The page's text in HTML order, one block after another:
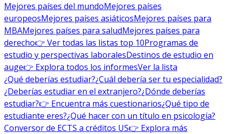
Mejores países del mundoMejores países
europeosMejores países asiáticosMejores países para
MBAMejores países para saludMejores países para
derecho👉 Ver todas las listas top 10Programas de
estudio y perspectivas laboralesDestinos de estudio en
auge👉 Explora todos los informesVer la lista
¿Qué deberías estudiar?¿Cuál debería ser tu especialidad?
¿Deberías estudiar en el extranjero?¿Dónde deberías
estudiar?👉 Encuentra más cuestionarios¿Qué tipo de
estudiante eres?¿Qué hacer con un título en psicología?
Conversor de ECTS a créditos US👉 Explora más